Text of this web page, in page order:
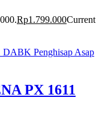
Rp1.799.000Current
PX 1611